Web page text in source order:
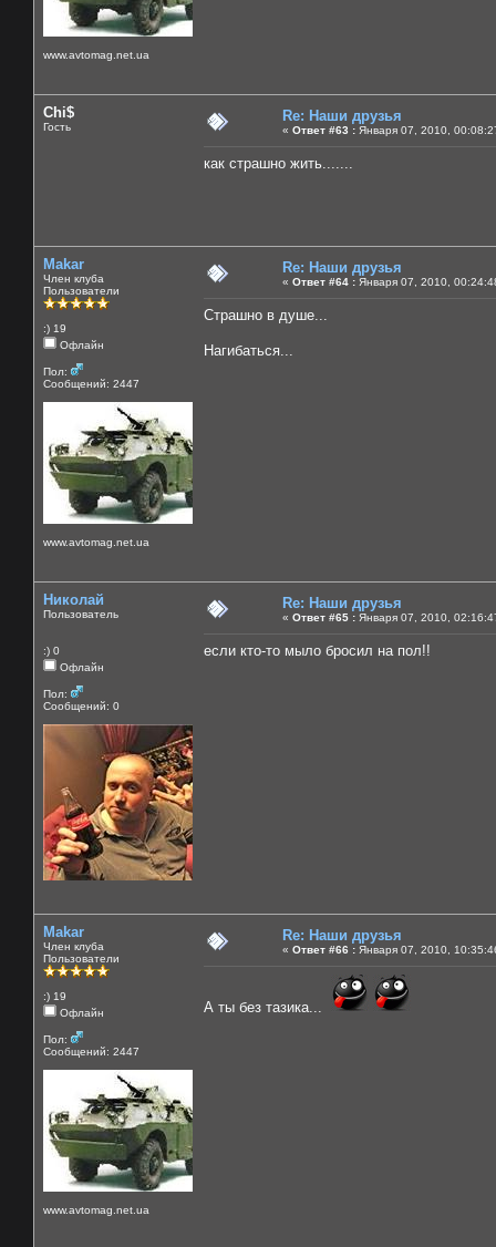
www.avtomag.net.ua
Chi$
Гость
Re: Наши друзья
« Ответ #63 : Января 07, 2010,
как страшно жить.......
Makar
Член клуба
Пользователи
:) 19
Офлайн
Пол:
Сообщений: 2447
www.avtomag.net.ua
Re: Наши друзья
« Ответ #64 : Января 07, 2010,
Страшно в душе...
Нагибаться...
Николай
Пользователь
:) 0
Офлайн
Пол:
Сообщений: 0
Re: Наши друзья
« Ответ #65 : Января 07, 2010,
если кто-то мыло бросил на пол!!
Makar
Член клуба
Пользователи
:) 19
Офлайн
Пол:
Сообщений: 2447
www.avtomag.net.ua
Re: Наши друзья
« Ответ #66 : Января 07, 2010,
А ты без тазика...